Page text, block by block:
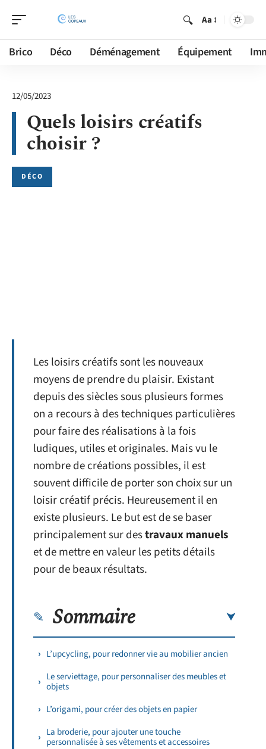
Aa
Brico Déco Déménagement Équipement
12/05/2023
Quels loisirs créatifs
choisir ?
DÉCO
Les loisirs créatifs sont les nouveaux
moyens de prendre du plaisir. Existant
depuis des siècles sous plusieurs formes
on a recours à des techniques particulières
pour faire des réalisations à la fois
ludiques, utiles et originales. Mais vu le
nombre de créations possibles, il est
souvent difficile de porter son choix sur un
loisir créatif précis. Heureusement il en
existe plusieurs. Le but est de se baser
principalement sur destravaux manuels
et de mettre en valeur les petits détails
pour de beaux résultats.
Sommaire
L’upcycling, pour redonner vie au mobilier ancien
Le serviettage, pour personnaliser des meubles et
objets
L’origami, pour créer des objets en papier
La broderie, pour ajouter une touche
personnalisée à ses vêtements et accessoires